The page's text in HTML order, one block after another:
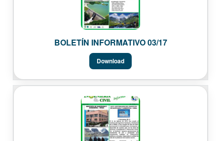
BOLETÍN INFORMATIVO 03/17
Download